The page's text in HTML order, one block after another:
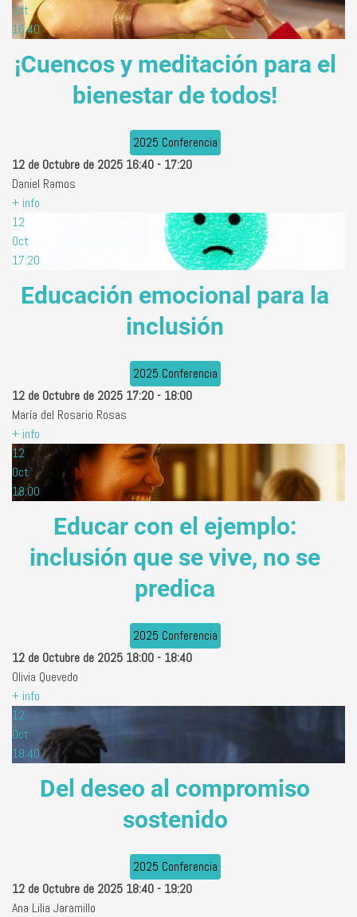
Oct
16:40
¡Cuencos y meditación para el
bienestar de todos!
2025 Conferencia
12 de Octubre de 2025 16:40- 17:20
Daniel Ramos
+ info
12
Oct
17:20
Educación emocional para la
inclusión
2025 Conferencia
12 de Octubre de 2025 17:20- 18:00
María del Rosario Rosas
+ info
12
Oct
18:00
Educar con el ejemplo:
inclusión que se vive, no se
predica
2025 Conferencia
12 de Octubre de 2025 18:00- 18:40
Olivia Quevedo
+ info
12
Oct
18:40
Del deseo al compromiso
sostenido
2025 Conferencia
12 de Octubre de 2025 18:40- 19:20
Ana Lilia Jaramillo